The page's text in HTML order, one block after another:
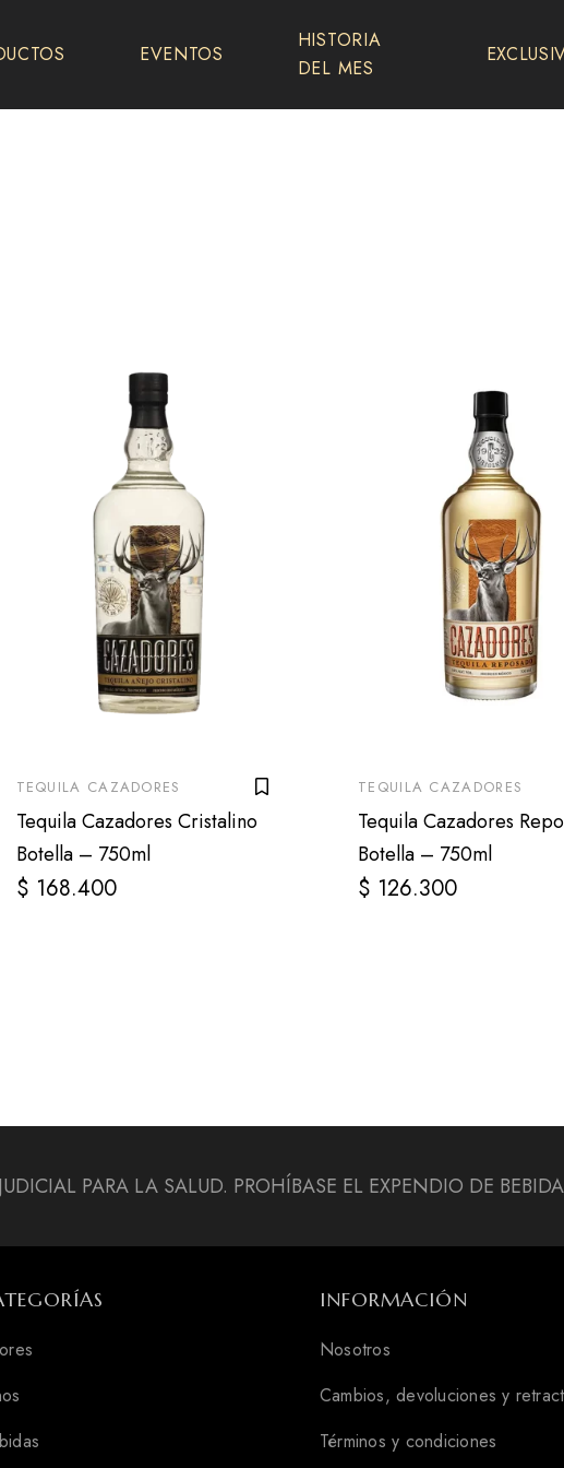
EVENTOS
HISTORIA
DEL MES
TEQUILA CAZADORES
Tequila Cazadores Cristalino
Botella – 750ml
$ 168.400
TEQUILA CAZADORES
Tequila Cazadores
Botella – 750ml
$ 126.300
PARA LA SALUD. PROHÍBASE EL EXPENDIO DE
INFORMACIÓN
Nosotros
Cambios, devoluciones y
Términos y condiciones